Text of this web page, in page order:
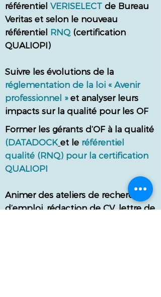
référentiel VERISELECT de Bureau
Veritas et selon le nouveau
référentiel RNQ (certification
QUALIOPI)
Suivre les évolutions de la
réglementation de la loi « Avenir
professionnel » et analyser leurs
impacts sur la qualité pour les OF
Former les gérants d’OF à la qualité
(DATADOCK et le référentiel
qualité (RNQ) pour la certification
QUALIOPI
Animer des ateliers de recherche
d’emploi, rédaction de CV, lettre de